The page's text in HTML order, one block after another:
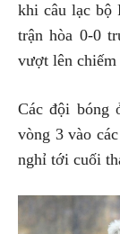
khi câu lạc bộ
trận hòa 0-0
vượt lên chiếm
Các đội bóng
vòng 3 vào
nghỉ tới cuối